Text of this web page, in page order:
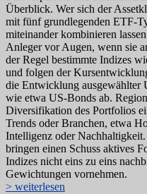
Überblick. Wer sich der
mit fünf grundlegenden ETF-
miteinander kombinieren
Anleger vor Augen, wenn sie
der Regel bestimmte Indizes
und folgen der
die Entwicklung ausgewählter
wie etwa US-Bonds ab.
Diversifikation des Portfolios
Trends oder Branchen, etwa
Intelligenz oder
bringen einen Schuss aktives
Indizes nicht eins zu eins
Gewichtungen vornehmen.
> weiterlesen